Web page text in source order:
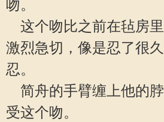
吻。
这个吻比之前在毡房
激烈急切，像是忍了很
忍。
简舟的手臂缠上他的
受这个吻。